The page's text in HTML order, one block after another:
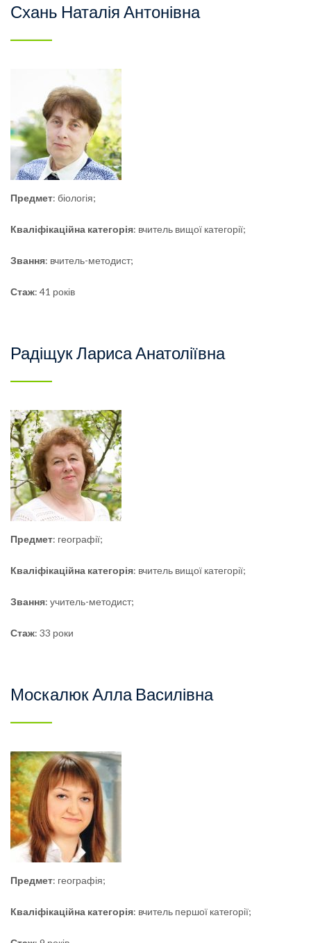
Схань Наталія Антонівна
Предмет: біологія;
Кваліфікаційна категорія: вчитель вищої категорії;
Звання: вчитель-методист;
Стаж: 41 років
Радіщук Лариса Анатоліївна
Предмет: географії;
Кваліфікаційна категорія: вчитель вищої категорії;
Звання: учитель-методист;
Стаж: 33 роки
Москалюк Алла Василівна
Предмет: географія;
Кваліфікаційна категорія: вчитель першої категорії;